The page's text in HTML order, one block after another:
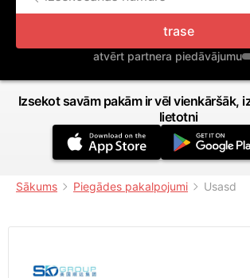
trase
atvērt partnera piedāvājumu
Izsekot savām pakām ir vēl vienkāršāk,
lietotni
Sākums Piegādes pakalpojumi Usasd